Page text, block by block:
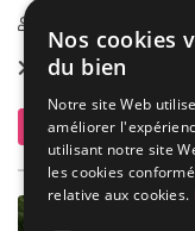
Location dès
Contacter
Nos cookies
du bien
Notre site Web
améliorer
utilisant notre site
les cookies
relative aux cookies.